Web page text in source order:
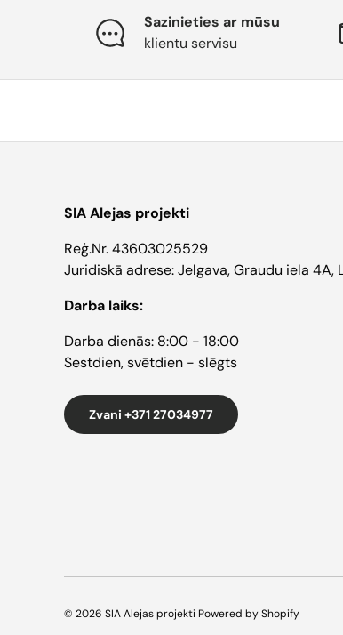
Sazinieties ar mūsu
klientu servisu
SIA Alejas projekti
Reģ.Nr. 43603025529
Juridiskā adrese: Jelgava, Graudu iela 4A,
Darba laiks:
Darba dienās: 8:00 - 18:00
Sestdien, svētdien - slēgts
Zvani +371 27034977
© 2026 SIA Alejas projekti Powered by Shopify